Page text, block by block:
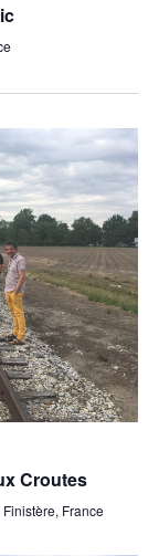
Croutes
France